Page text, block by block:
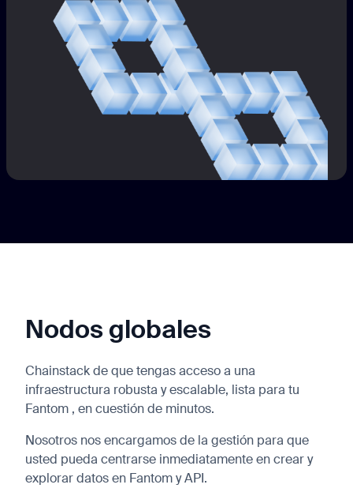
Nodos globales
Chainstack de que tengas acceso a una
infraestructura robusta y escalable, lista para tu
Fantom , en cuestión de minutos.
Nosotros nos encargamos de la gestión para que
usted pueda centrarse inmediatamente en crear y
explorar datos en Fantom y API.